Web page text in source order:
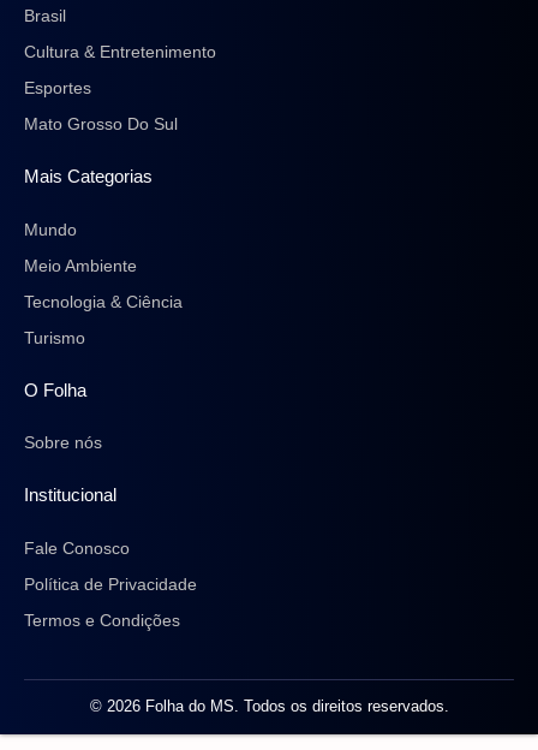
Brasil
Cultura & Entretenimento
Esportes
Mato Grosso Do Sul
Mais Categorias
Mundo
Meio Ambiente
Tecnologia & Ciência
Turismo
O Folha
Sobre nós
Institucional
Fale Conosco
Política de Privacidade
Termos e Condições
© 2026 Folha do MS. Todos os direitos reservados.